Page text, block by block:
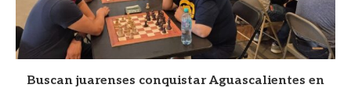
Buscan juarenses conquistar Aguascalientes en